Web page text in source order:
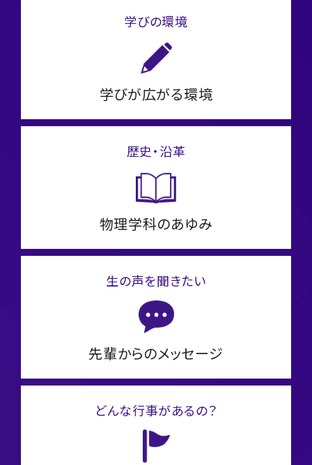
学びの環境
学びが広がる環境
歴史・沿革
物理学科のあゆみ
生の声を聞きたい
先輩からのメッセージ
どんな行事があるの？